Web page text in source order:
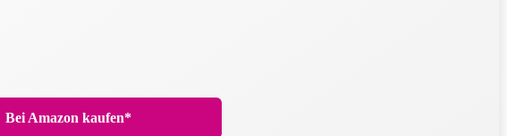
Bei Amazon kaufen*